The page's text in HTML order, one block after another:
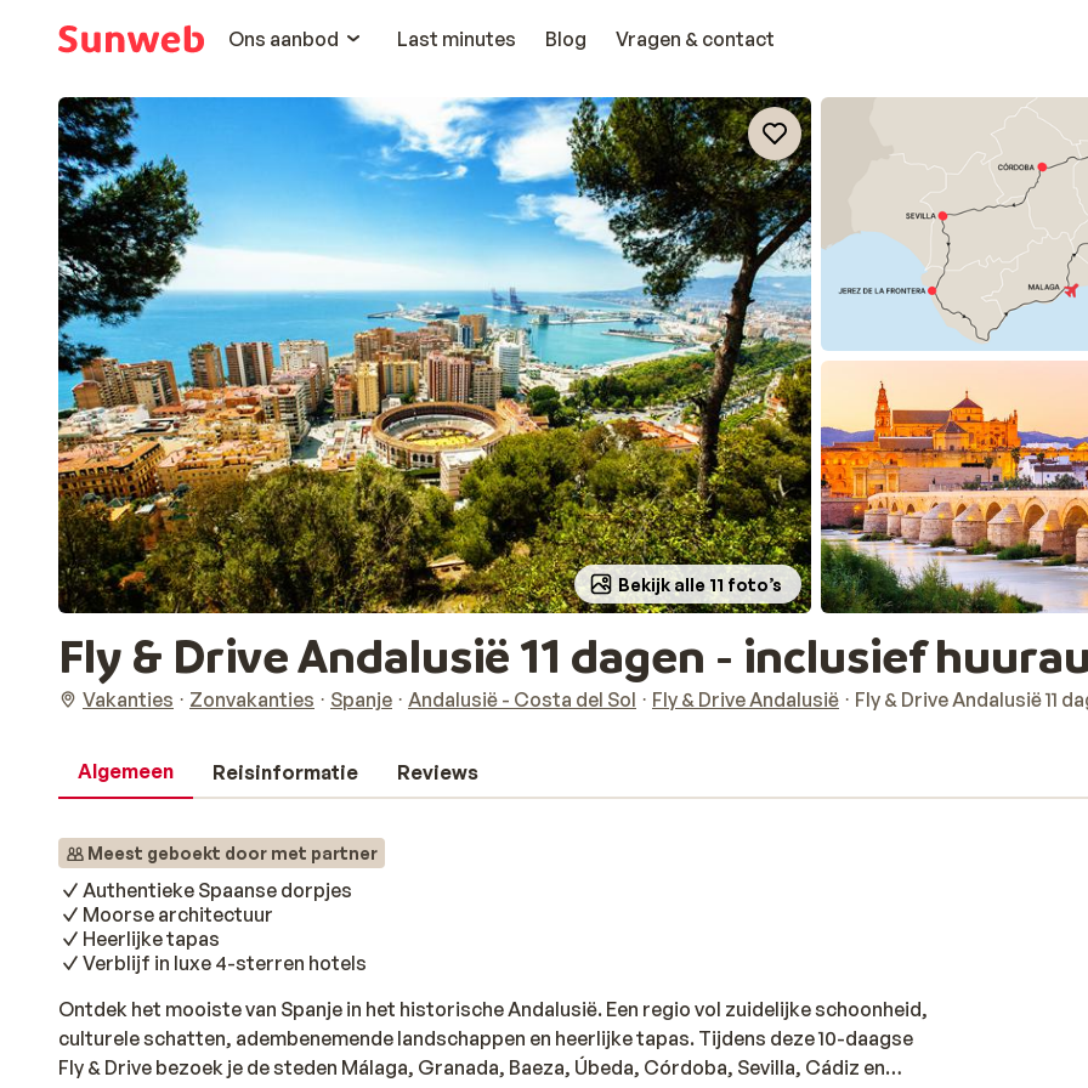
Ons aanbod
Last minutes Blog Vragen & contact
Bekijk alle 11 foto’s
Fly & Drive Andalusië 11 dagen - inclusief
Vakanties Zonvakanties Spanje Andalusië - Costa del Sol Fly & Drive Andalusië Fly & Drive Andalusië 11
Algemeen Reisinformatie Reviews
Meest geboekt door met partner
Authentieke Spaanse dorpjes
Moorse architectuur
Heerlijke tapas
Verblijf in luxe 4-sterren hotels
Ontdek het mooiste van Spanje in het historische Andalusië. Een regio vol zuidelijke schoonheid,
culturele schatten, adembenemende landschappen en heerlijke tapas. Tijdens deze 10-daagse
Fly & Drive bezoek je de steden Málaga, Granada, Baeza, Úbeda, Córdoba, Sevilla, Cádiz en